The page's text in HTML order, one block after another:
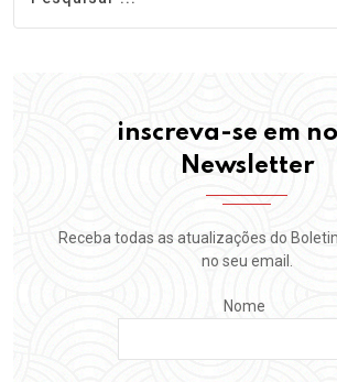
inscreva-se em
Newsletter
Receba todas as atualizações do
no seu email.
Nome